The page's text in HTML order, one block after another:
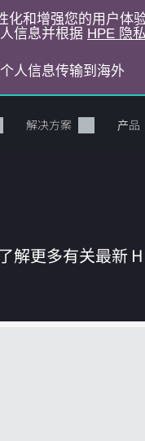
化和增强您的用户体
信息并根据 HPE 隐
人信息传输到海外
解决方案 产品
的
更多有关最新